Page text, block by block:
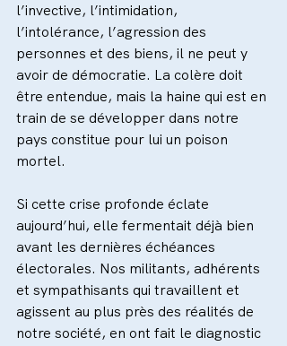
l’invective, l’intimidation,
l’intolérance, l’agression des
personnes et des biens, il ne peut y
avoir de démocratie. La colère doit
être entendue, mais la haine qui est en
train de se développer dans notre
pays constitue pour lui un poison
mortel.
Si cette crise profonde éclate
aujourd’hui, elle fermentait déjà bien
avant les dernières échéances
électorales. Nos militants, adhérents
et sympathisants qui travaillent et
agissent au plus près des réalités de
notre société, en ont fait le diagnostic